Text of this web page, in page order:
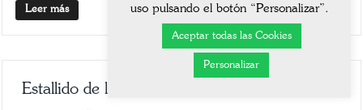
Leer más
Estallido de luz
uso pulsando el botón “Personalizar”.
Aceptar todas las Cookies
Personalizar